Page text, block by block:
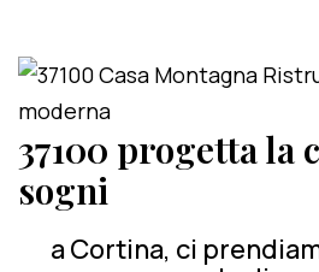
37100 progetta la
sogni
a Cortina, ci